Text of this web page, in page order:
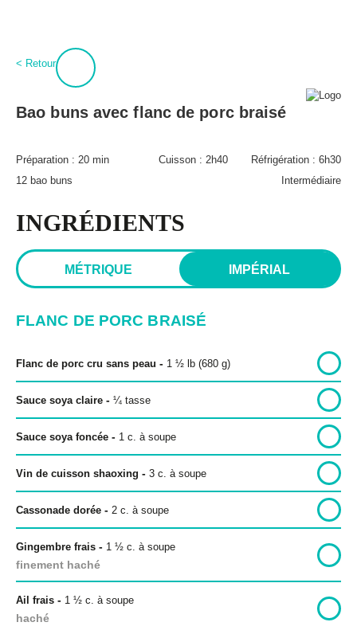
PROCURE-TOI MAGIQUES BOULETTES!
< Retour
Bao buns avec flanc de porc braisé
Préparation : 20 min Cuisson : 2h40 Réfrigération : 6h30
12 bao buns
Intermédiaire
INGRÉDIENTS
MÉTRIQUE IMPÉRIAL
FLANC DE PORC BRAISÉ
Flanc de porc cru sans peau - 1 ½ lb (680 g)
Sauce soya claire - ¼ tasse
Sauce soya foncée - 1 c. à soupe
Vin de cuisson shaoxing - 3 c. à soupe
Cassonade dorée - 2 c. à soupe
Gingembre frais - 1 ½ c. à soupe
finement haché
Ail frais - 1 ½ c. à soupe
haché
À propos
Paméla Rousseau
BPT+
Infolettre
Politique de confidentialité
Politique éditoriale
Copyright © 2026 Bon pour toi.
Tous droits réservés.